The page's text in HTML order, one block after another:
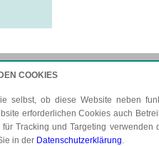
COOKIES
selbst, ob diese Website neben
erforderlichen Cookies auch
Tracking und Targeting verwenden
in der Datenschutzerklärung.